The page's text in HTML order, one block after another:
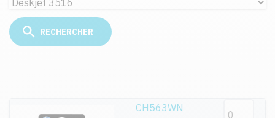
CH563WN